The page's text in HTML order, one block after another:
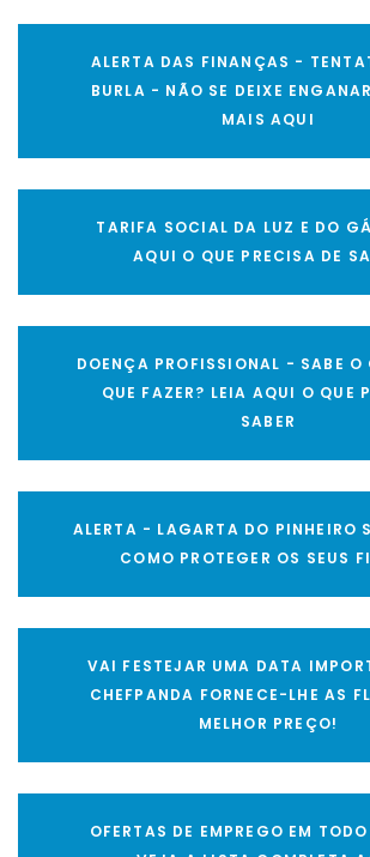
ALERTA DAS FINANÇAS -
BURLA - NÃO SE DEIXE
MAIS AQUI
TARIFA SOCIAL DA LUZ E DO
AQUI O QUE PRECISA DE
DOENÇA PROFISSIONAL - SABE O
QUE FAZER? LEIA AQUI O QUE
SABER
ALERTA - LAGARTA DO PINHEIRO
COMO PROTEGER OS SEUS
VAI FESTEJAR UMA DATA
CHEFPANDA FORNECE-LHE AS
MELHOR PREÇO!
OFERTAS DE EMPREGO EM